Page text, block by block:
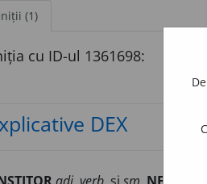
(1)
cu ID-ul 1361698:
DEX